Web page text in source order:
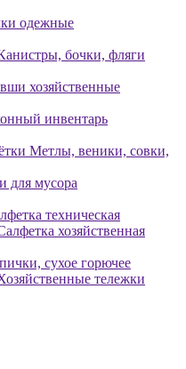
одежные
бочки, фляги
хозяйственные
инвентарь
Метлы, веники, совки,
для мусора
техническая
хозяйственная
сухое горючее
тележки